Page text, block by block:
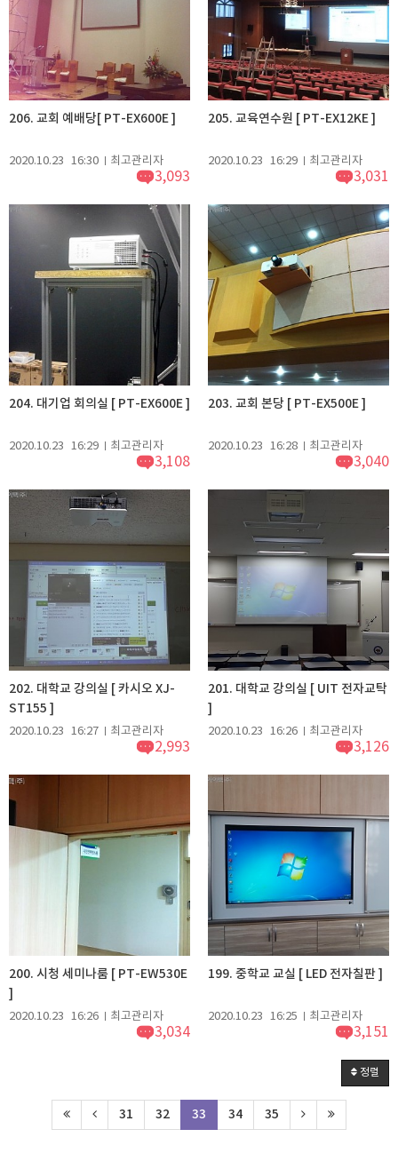
206. 교회 예배당[ PT-EX600E ]
2020.10.23 16:30 최고관리자
3,093
205. 교육연수원 [ PT-EX12KE ]
2020.10.23 16:29 최고관리자
3,031
204. 대기업 회의실 [ PT-EX600E ]
2020.10.23 16:29 최고관리자
3,108
203. 교회 본당 [ PT-EX500E ]
2020.10.23 16:28 최고관리자
3,040
202. 대학교 강의실 [ 카시오 XJ-
ST155 ]
2020.10.23 16:27 최고관리자
2,993
201. 대학교 강의실 [ UIT 전자교탁
]
2020.10.23 16:26 최고관리자
3,126
200. 시청 세미나룸 [ PT-EW530E
]
2020.10.23 16:26 최고관리자
3,034
199. 중학교 교실 [ LED 전자칠판 ]
2020.10.23 16:25 최고관리자
3,151
정렬
31 32 33 34 35